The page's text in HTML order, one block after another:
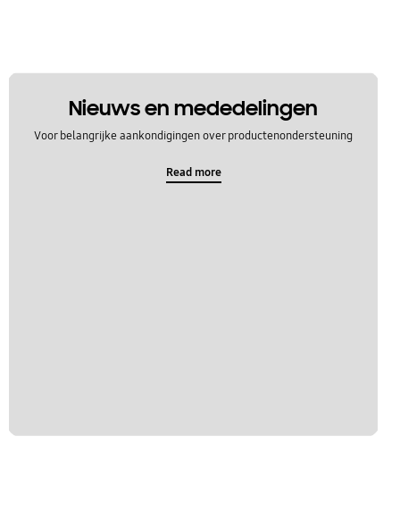
Nieuws en mededelingen
Voor belangrijke aankondigingen over productenondersteuning
Read more